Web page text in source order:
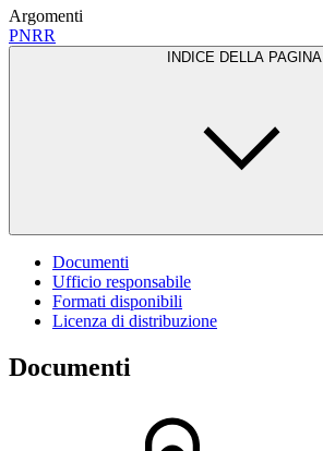
Argomenti
PNRR
INDICE DELLA PAGINA
Documenti
Ufficio responsabile
Formati disponibili
Licenza di distribuzione
Documenti